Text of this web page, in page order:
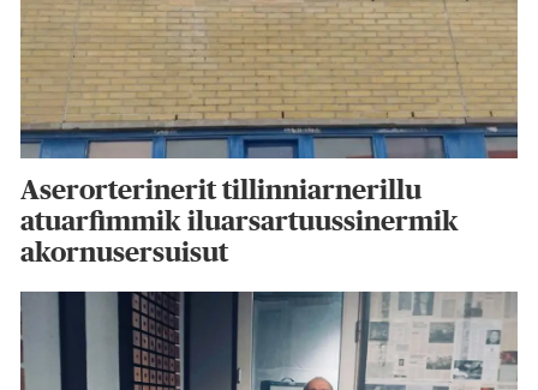
Aserorterinerit tillinniarnerillu
atuarfimmik iluarsartuussinermik
akornusersuisut